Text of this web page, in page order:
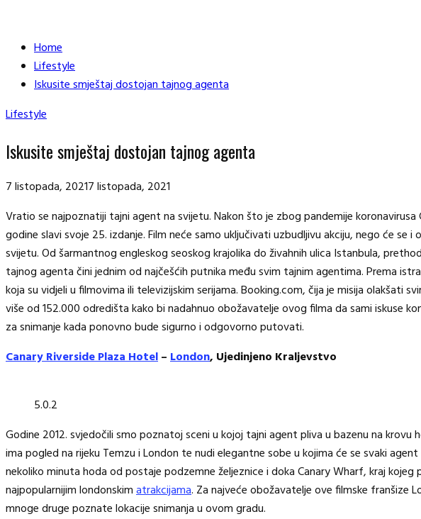
Home
Lifestyle
Iskusite smještaj dostojan tajnog agenta
Lifestyle
Iskusite smještaj dostojan tajnog agenta
7 listopada, 20217 listopada, 2021
Vratio se najpoznatiji tajni agent na svijetu. Nakon što je zbog pandemije
godine slavi svoje 25. izdanje. Film neće samo uključivati uzbudljivu akciju, nego će se
svijetu. Od šarmantnog engleskog seoskog krajolika do živahnih ulica Istanbula,
tajnog agenta čini jednim od najčešćih putnika među svim tajnim agentima. Prema
koja su vidjeli u filmovima ili televizijskim serijama. Booking.com, čija je misija olakšati
više od 152.000 odredišta kako bi nadahnuo obožavatelje ovog filma da sami iskuse
za snimanje kada ponovno bude sigurno i odgovorno putovati.
Canary Riverside Plaza Hotel–London, Ujedinjeno Kraljevstvo
5.0.2
Godine 2012. svjedočili smo poznatoj sceni u kojoj tajni agent pliva u bazenu na krovu
ima pogled na rijeku Temzu i London te nudi elegantne sobe u kojima će se svaki
nekoliko minuta hoda od postaje podzemne željeznice i doka Canary Wharf, kraj
najpopularnijim londonskimatrakcijama. Za najveće obožavatelje ove filmske franšize
mnoge druge poznate lokacije snimanja u ovom gradu.